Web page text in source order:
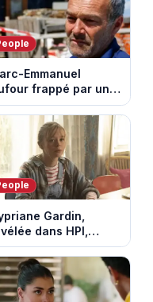
Emmanuel
frappé par un
incendie : son
part en fumée
Gardin,
dans HPI,
une cagnotte
des difficultés